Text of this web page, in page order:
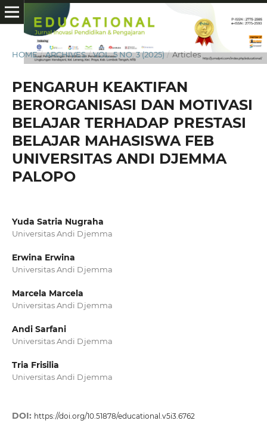
HOME / ARCHIVES / VOL. 5 NO. 3 (2025) / Articles
PENGARUH KEAKTIFAN
BERORGANISASI DAN MOTIVASI
BELAJAR TERHADAP PRESTASI
BELAJAR MAHASISWA FEB
UNIVERSITAS ANDI DJEMMA
PALOPO
Yuda Satria Nugraha
Universitas Andi Djemma
Erwina Erwina
Universitas Andi Djemma
Marcela Marcela
Universitas Andi Djemma
Andi Sarfani
Universitas Andi Djemma
Tria Frisilia
Universitas Andi Djemma
DOI: https://doi.org/10.51878/educational.v5i3.6762